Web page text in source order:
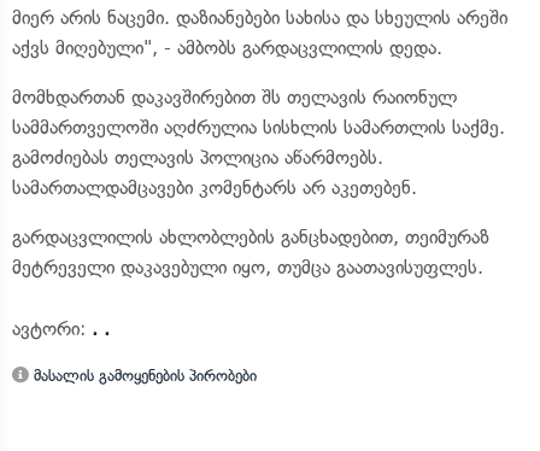
მიერ არის ნაცემი. დაზიანებები სახისა და სხეულის არეში
აქვს მიღებული", - ამბობს გარდაცვლილის დედა.
მომხდართან დაკავშირებით შს თელავის რაიონულ
სამმართველოში აღძრულია სისხლის სამართლის საქმე.
გამოძიებას თელავის პოლიცია აწარმოებს.
სამართალდამცავები კომენტარს არ აკეთებენ.
გარდაცვლილის ახლობლების განცხადებით, თეიმურაზ
მეტრეველი დაკავებული იყო, თუმცა გაათავისუფლეს.
ავტორი: . .
მასალის გამოყენების პირობები